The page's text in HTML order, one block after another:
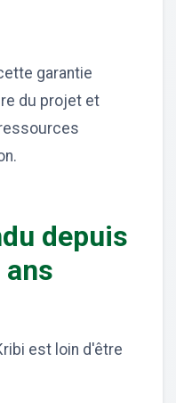
garantie
du projet et
depuis
est loin d'être